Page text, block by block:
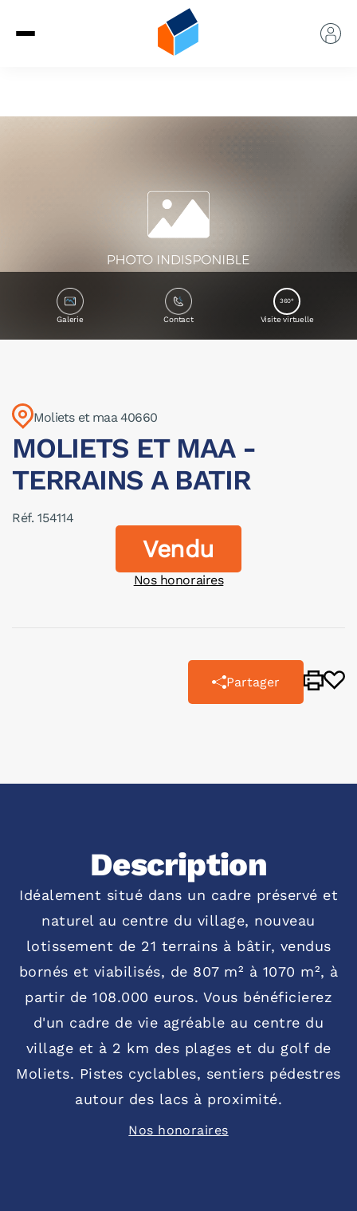
Galerie Contact
360°
Visite virtuelle
Moliets et maa 40660
MOLIETS ET MAA -
TERRAINS A BATIR
Réf. 154114
Vendu
Nos honoraires
Partager
Description
Idéalement situé dans un cadre préservé et
naturel au centre du village, nouveau
lotissement de 21 terrains à bâtir, vendus
bornés et viabilisés, de 807 m² à 1070 m², à
partir de 108.000 euros. Vous bénéficierez
d'un cadre de vie agréable au centre du
village et à 2 km des plages et du golf de
Moliets. Pistes cyclables, sentiers pédestres
autour des lacs à proximité.
Nos honoraires